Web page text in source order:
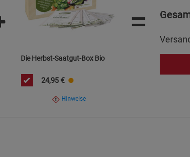
Die Herbst-Saatgut-Box Bio
24,95 €
Hinweise
=